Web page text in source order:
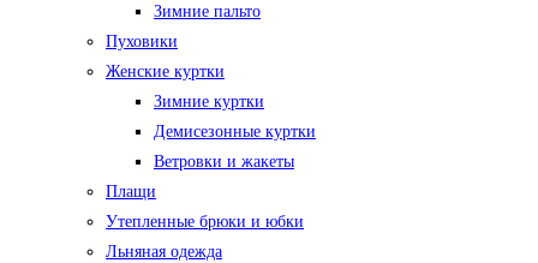
Зимние пальто
Пуховики
Женские куртки
Зимние куртки
Демисезонные куртки
Ветровки и жакеты
Плащи
Утепленные брюки и юбки
Льняная одежда